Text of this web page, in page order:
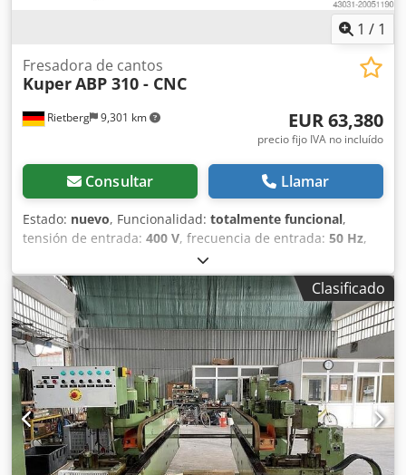
1 / 1
Rietberg 9,301 km
Fresadora de cantos
KuperABP 310 - CNC
EUR 63,380
precio fijo IVA no incluído
Consultar Llamar
Estado: nuevo, Funcionalidad: totalmente funcional,
tensión de entrada: 400 V, frecuencia de entrada: 50 Hz,
, ancho total:
total:1,610 mm, peso total:1,900 kg, Máquina pulidora de
cantos de gran formato totalmente automática con control
CNC y unidad de fresado/pulido basculante para el
acabado de superficies cortadas o pre-fresadas. La
máquina es adecuada para plásticos transparentes,
técnicos o decorativos (PMMA, PC, PETG u otros similares),
así como para el procesamiento de materiales compuestos
(PMMA con papel o aluminio). Los parámetros de proceso
necesarios pueden ser cómodamente seleccionados a
través de la biblioteca de materiales según el material a
procesar y el acabado superficial deseado. Además, se
Clasificado